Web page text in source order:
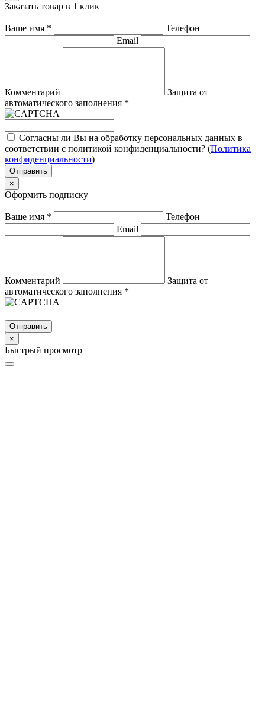
Заказать товар в 1 клик
Ваше имя *
Телефон
Email
Комментарий
Защита от
автоматического заполнения *
Согласны ли Вы на обработку персональных данных в
соответствии с политикой конфиденциальности? (Политика
конфиденциальности)
Отправить
×
Оформить подписку
Ваше имя *
Телефон
Email
Комментарий
Защита от
автоматического заполнения *
Отправить
×
Быстрый просмотр